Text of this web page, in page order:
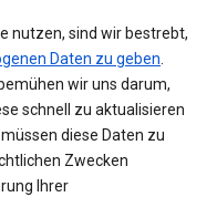
nutzen, sind wir bestrebt,
Daten zu geben.
wir uns darum,
schnell zu aktualisieren
diese Daten zu
Zwecken
Ihrer